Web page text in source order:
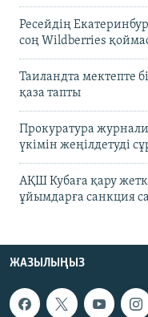
Ресейдің
соң Wildberries
Таиландта мектепте
қаза тапты
Прокуратура
үкімін жеңілдетуді
АҚШ Кубаға қару
ұйымдарға санкция
ЖАЗЫЛЫҢЫЗ